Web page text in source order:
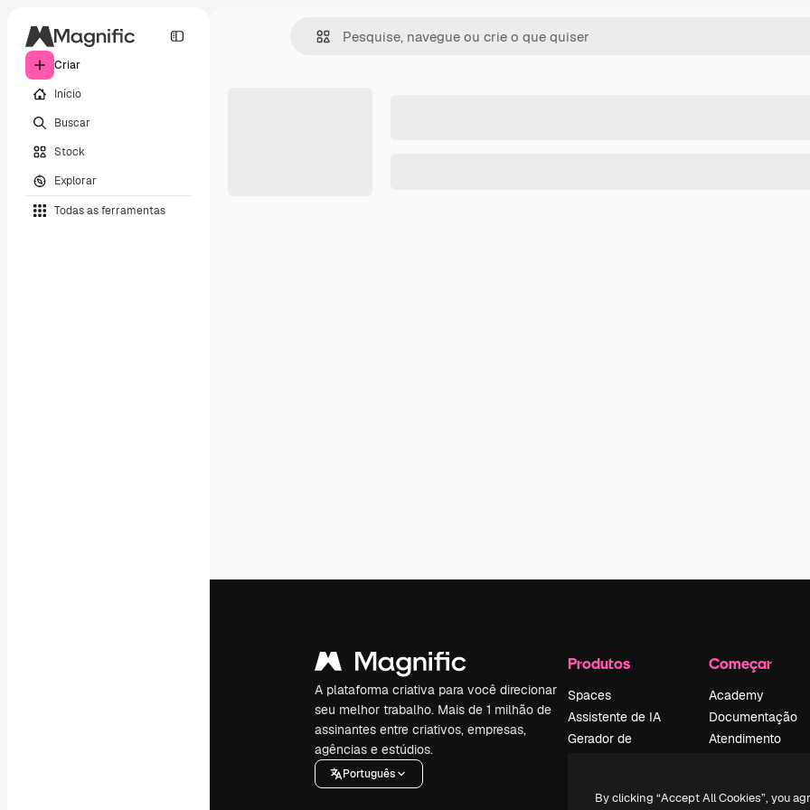
Criar
Início
Buscar
Stock
Explorar
Todas as ferramentas
A plataforma criativa para você direcionar
seu melhor trabalho. Mais de 1 milhão de
assinantes entre criativos, empresas,
agências e estúdios.
Português
Produtos
Spaces
Assistente de IA
Gerador de
Texto para voz
Começar
Academy
Documentação
Atendimento
Política de
By clicking “Accept All Cookies”, you